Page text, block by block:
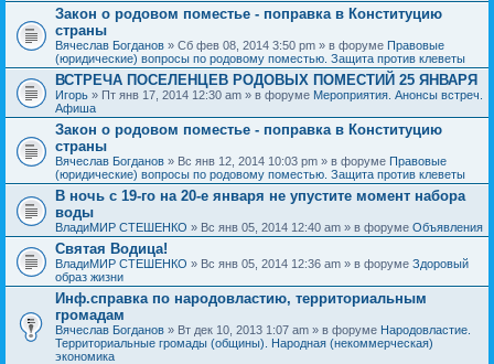
Закон о родовом поместье - поправка в Конституцию
страны
Вячеслав Богданов » Сб фев 08, 2014 3:50 pm » в форуме Правовые
(юридические) вопросы по родовому поместью. Защита против клеветы
ВСТРЕЧА ПОСЕЛЕНЦЕВ РОДОВЫХ ПОМЕСТИЙ 25 ЯНВАРЯ
Игорь » Пт янв 17, 2014 12:30 am » в форуме Мероприятия. Анонсы встреч.
Афиша
Закон о родовом поместье - поправка в Конституцию
страны
Вячеслав Богданов » Вс янв 12, 2014 10:03 pm » в форуме Правовые
(юридические) вопросы по родовому поместью. Защита против клеветы
В ночь с 19-го на 20-е января не упустите момент набора
воды
ВладиМИР СТЕШЕНКО » Вс янв 05, 2014 12:40 am » в форуме Объявления
Святая Водица!
ВладиМИР СТЕШЕНКО » Вс янв 05, 2014 12:36 am » в форуме Здоровый
образ жизни
Инф.справка по народовластию, территориальным
громадам
Вячеслав Богданов » Вт дек 10, 2013 1:07 am » в форуме Народовластие.
Территориальные громады (общины). Народная (некоммерческая)
экономика